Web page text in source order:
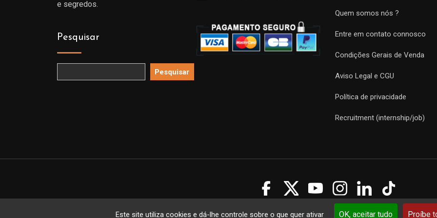
Este site utiliza cookies e dá-lhe controle sobre o que quer ativar OK, aceitar tudo Proíbe
e segredos.
Pesquisar
Pesquisar
Quem somos nós ?
Entre em contato connosco
Condições Gerais de Venda
Aviso Legal e CGU
Política de privacidade
Recruitment (internship/job)
Copyright Guides 2021. Tous droits réservés. Développement web sur mesure